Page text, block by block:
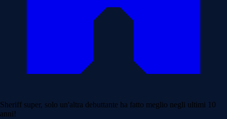
Sheriff super, solo un'altra debuttante ha fatto meglio negli ultimi 10
anni!